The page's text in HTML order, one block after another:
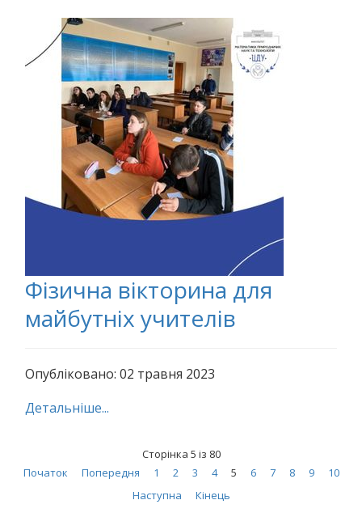
Фізична вікторина для
майбутніх учителів
Опубліковано: 02 травня 2023
Детальніше...
Сторінка 5 із 80
Початок
Попередня 1 2 3 4 5 6 7 8 9
10
Наступна
Кінець